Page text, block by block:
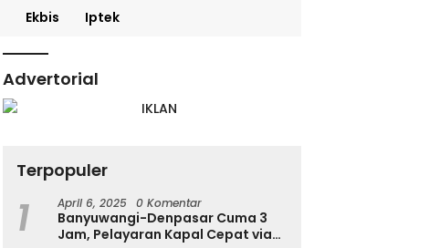
Ekbis Iptek
Rumah Diserang Rayap
Dinkominfostasandi
Purworejo Kenalkan Formula
Advertorial
Terpopuler
1 April 6, 2025 0 Komentar
Banyuwangi-Denpasar Cuma 3
Jam, Pelayaran Kapal Cepat via